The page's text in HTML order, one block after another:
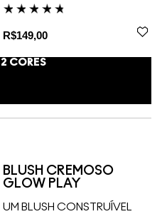
R$149,00
2 CORES
BLUSH CREMOSO
GLOW PLAY
UM BLUSH CONSTRUÍVEL